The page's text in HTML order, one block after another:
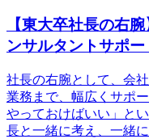
【東大卒社長の右
ンサルタントサポ
社長の右腕として、会
業務まで、幅広くサポ
やっておけばいい」と
長と一緒に考え、一緒